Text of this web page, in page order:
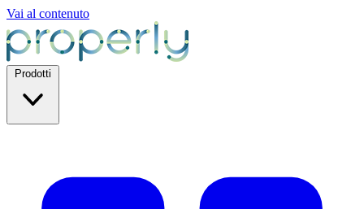
Vai al contenuto